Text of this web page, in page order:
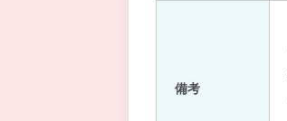
備考